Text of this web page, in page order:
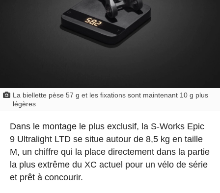
La biellette pèse 57 g et les fixations sont maintenant 10 g plus
légères
Dans le montage le plus exclusif, la S-Works Epic
9 Ultralight LTD se situe autour de 8,5 kg en taille
M, un chiffre qui la place directement dans la partie
la plus extrême du XC actuel pour un vélo de série
et prêt à concourir.